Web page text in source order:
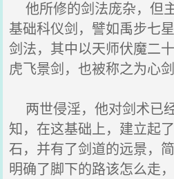
他所修的剑法庞杂，但
基础科仪剑，譬如禹步七
剑法，其中以天师伏魔二
虎飞景剑，也被称之为心剑
两世侵淫，他对剑术已
知，在这基础上，建立起
石，并有了剑道的远景，
明确了脚下的路该怎么走，